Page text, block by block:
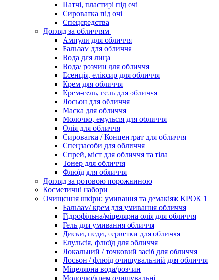
Патчі, пластирі під очі
Сироватка під очі
Спецсредства
Догляд за обличчям
Ампули для обличчя
Бальзам для обличчя
Вода для лица
Вода/ розчин для обличчя
Есенція, еліксир для обличчя
Крем для обличчя
Крем-гель, гель для обличчя
Лосьон для обличчя
Маска для обличчя
Молочко, емульсія для обличчя
Олія для обличчя
Сироватка / Концентрат для обличчя
Спецзасоби для обличчя
Спрей, міст для обличчя та тіла
Тонер для обличчя
Флюїд для обличчя
Догляд за ротовою порожниною
Косметичні набори
Очищення шкіри: умивання та демакіяж КРОК 1
Бальзам/ крем для умивання обличчя
Гідрофільна/міцелярна олія для обличчя
Гель для умивання обличчя
Диски, педи, серветки для обличчя
Елульсія, флюїд для обличчя
Локальний / точковий засіб для обличчя
Лосьон / флюїд очищувальний для обличчя
Міцелярна вода/розчин
Молочко/крем очищувальні